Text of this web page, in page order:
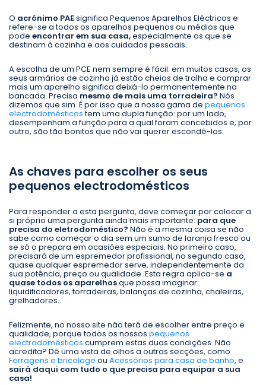
O acrónimo PAEsignifica Pequenos Aparelhos Eléctricos e
refere-se a todos os aparelhos pequenos ou médios que
pode encontrar em sua casa,especialmente os que se
destinam à cozinha e aos cuidados pessoais.
A escolha de um PCE nem sempre é fácil: em muitos casos, os
seus armários de cozinha já estão cheios de tralha e comprar
mais um aparelho significa deixá-lo permanentemente na
bancada. Precisa mesmo de mais uma torradeira? Nós
dizemos que sim. É por isso que a nossa gama de pequenos
electrodomésticostem uma dupla função: por um lado,
desempenham a função para a qual foram concebidos e, por
outro, são tão bonitos que não vai querer escondê-los.
As chaves para escolher os seus
pequenos electrodomésticos
Para responder a esta pergunta, deve começar por colocar a
si próprio uma pergunta ainda mais importante: para que
precisa do eletrodoméstico? Não é a mesma coisa se não
sabe como começar o dia sem um sumo de laranja fresco ou
se só o prepara em ocasiões especiais. No primeiro caso,
precisará de um espremedor profissional, no segundo caso,
quase qualquer espremedor serve, independentemente da
sua potência, preço ou qualidade. Esta regra aplica-se a
quase todos os aparelhosque possa imaginar:
liquidificadores, torradeiras, balanças de cozinha, chaleiras,
grelhadores..
Felizmente, no nosso site não terá de escolher entre preço e
qualidade, porque todos os nossos pequenos
electrodomésticos cumprem estas duas condições. Não
acredita? Dê uma vista de olhos a outras secções, como
Ferragens e bricolage ou Acessórios para casa de banho, e
sairá daqui com tudo o que precisa para equipar a sua
casa!